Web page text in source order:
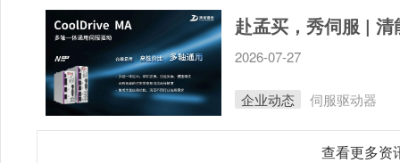
2026-07-27
企业动态 伺服驱动器
查看更多资